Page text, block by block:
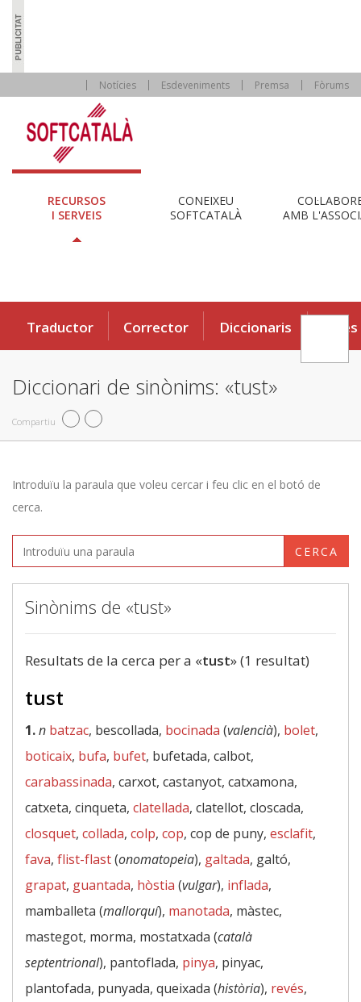
Notícies Esdeveniments Premsa Fòrums
RECURSOS
I SERVEIS
CONEIXEU
SOFTCATALÀ
AMB
Traductor Corrector Diccionaris Eines
Diccionari de sinònims: «tust»
Compartiu
Introduïu la paraula que voleu cercar i feu clic en el botó de
cerca.
CERCA
Sinònims de «tust»
Resultats de la cerca per a «tust» (1 resultat)
tust
1.n batzac, bescollada, bocinada (valencià), bolet,
boticaix, bufa, bufet, bufetada, calbot,
carabassinada, carxot, castanyot, catxamona,
catxeta, cinqueta, clatellada, clatellot, closcada,
closquet, collada, colp, cop, cop de puny, esclafit,
fava, flist-flast(onomatopeia), galtada, galtó,
grapat, guantada, hòstia (vulgar), inflada,
mamballeta (mallorquí), manotada, màstec,
mastegot, morma, mostatxada (català
septentrional), pantoflada, pinya, pinyac,
plantofada, punyada, queixada (història), revés,